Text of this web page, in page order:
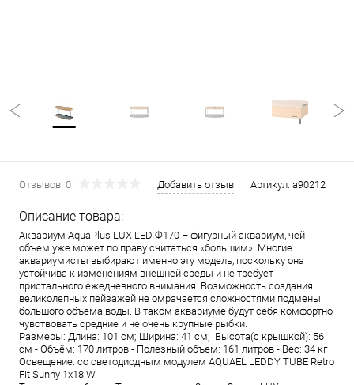
Отзывов: 0 Добавить отзыв Артикул: a90212
Описание товара:
Аквариум AquaPlus LUX LED Ф170 – фигурный аквариум, чей
объем уже может по праву считаться «большим». Многие
аквариумисты выбирают именно эту модель, поскольку она
устойчива к изменениям внешней среды и не требует
пристального ежедневного внимания. Возможность создания
великолепных пейзажей не омрачается сложностями подмены
большого объема воды. В таком аквариуме будут себя комфортно
чувствовать средние и не очень крупные рыбки.
Размеры: Длина: 101 см; Ширина: 41 см; Высота(с крышкой): 56
см - Объём: 170 литров - Полезный объем: 161 литров - Вес: 34 кг
Освещение: со светодиодным модулем AQUAEL LEDDY TUBE Retro
Fit Sunny 1х18 W